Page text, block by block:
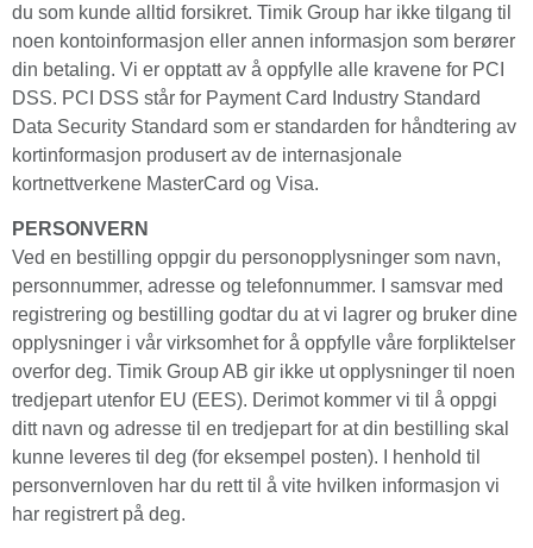
du som kunde alltid forsikret. Timik Group har ikke tilgang til
noen kontoinformasjon eller annen informasjon som berører
din betaling. Vi er opptatt av å oppfylle alle kravene for PCI
DSS. PCI DSS står for Payment Card Industry Standard
Data Security Standard som er standarden for håndtering av
kortinformasjon produsert av de internasjonale
kortnettverkene MasterCard og Visa.
PERSONVERN
Ved en bestilling oppgir du personopplysninger som navn,
personnummer, adresse og telefon­nummer. I samsvar med
registrering og bestilling godtar du at vi lagrer og bruker dine
opplysninger i vår virksomhet for å oppfylle våre forpliktelser
overfor deg. Timik Group AB gir ikke ut opplysninger til noen
tredjepart utenfor EU (EES). Derimot kommer vi til å oppgi
ditt navn og adresse til en tredjepart for at din bestilling skal
kunne leveres til deg (for eksempel posten). I henhold til
personvernloven har du rett til å vite hvilken informasjon vi
har registrert på deg.